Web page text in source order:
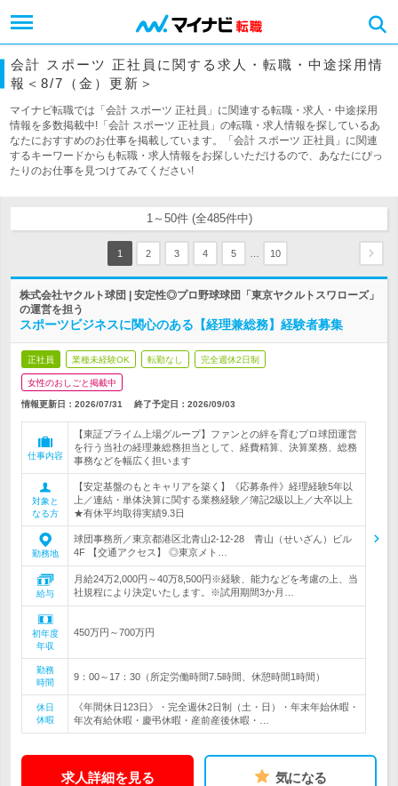
会計 スポーツ 正社員に関する求人・転職・中途採用情
報＜8/7（金）更新＞
マイナビ転職では「会計 スポーツ 正社員」に関連する転職・求人・中途採用
情報を多数掲載中!「会計 スポーツ 正社員」の転職・求人情報を探しているあ
なたにおすすめのお仕事を掲載しています。「会計 スポーツ 正社員」に関連
するキーワードからも転職・求人情報をお探しいただけるので、あなたにぴっ
たりのお仕事を見つけてみてください!
1～50件 (全485件中)
1 2 3 4 5 10
株式会社ヤクルト球団 | 安定性◎プロ野球球団「東京ヤクルトスワローズ」
の運営を担う
スポーツビジネスに関心のある【経理兼総務】経験者募集
正社員 業種未経験OK 転勤なし 完全週休2日制
女性のおしごと掲載中
情報更新日：2026/07/31 終了予定日： 2026/09/03
仕事内容
【東証プライム上場グループ】ファンとの絆を育むプロ球団運営
を行う当社の経理兼総務担当として、経費精算、決算業務、総務
事務などを幅広く担います
対象と
なる方
【安定基盤のもとキャリアを築く】《応募条件》経理経験5年以
上／連結・単体決算に関する業務経験／簿記2級以上／大卒以上
★有休平均取得実績9.3日
勤務地
球団事務所／東京都港区北青山2-12-28 青山（せいざん）ビル
4F 【交通アクセス】 ◎東京メト…
給与
月給24万2,000円～40万8,500円※経験、能力などを考慮の上、当
社規程により決定いたします。※試用期間3か月…
初年度
年収
450万円～700万円
勤務
時間
9：00～17：30（所定労働時間7.5時間、休憩時間1時間）
休日
休暇
《年間休日123日》・完全週休2日制（土・日）・年末年始休暇・
年次有給休暇・慶弔休暇・産前産後休暇・…
求人詳細を見る 気になる